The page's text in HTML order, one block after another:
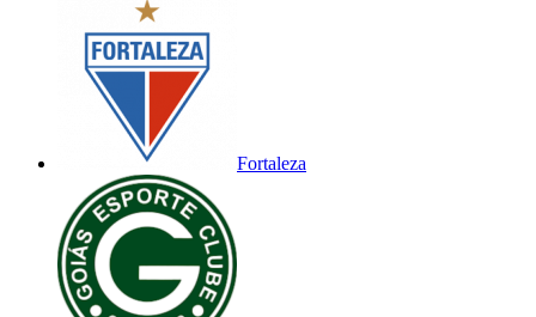
Fortaleza